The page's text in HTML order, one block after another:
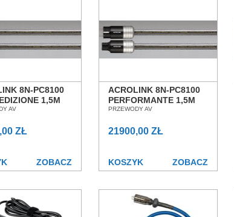
8N-PC8100
1,5M
AV
ZŁ
ZOBACZ
ACROLINK 8N-PC8100
PERFORMANTE 1,5M
KABEL ZASILAJĄCY
WROCŁAW
PRZEWODY AV
21900,00 ZŁ
KOSZYK ZOBACZ